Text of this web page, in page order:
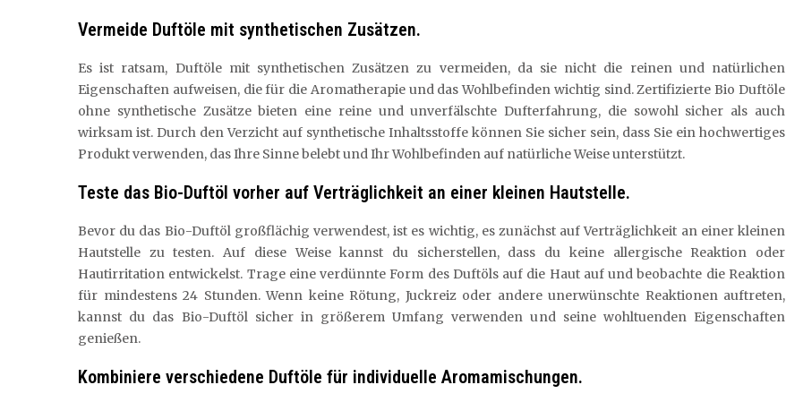
Vermeide Duftöle mit synthetischen Zusätzen.
Es ist ratsam, Duftöle mit synthetischen Zusätzen zu vermeiden, da sie nicht die reinen und natürlichen
Eigenschaften aufweisen, die für die Aromatherapie und das Wohlbefinden wichtig sind. Zertifizierte Bio Duftöle
ohne synthetische Zusätze bieten eine reine und unverfälschte Dufterfahrung, die sowohl sicher als auch
wirksam ist. Durch den Verzicht auf synthetische Inhaltsstoffe können Sie sicher sein, dass Sie ein hochwertiges
Produkt verwenden, das Ihre Sinne belebt und Ihr Wohlbefinden auf natürliche Weise unterstützt.
Teste das Bio-Duftöl vorher auf Verträglichkeit an einer kleinen Hautstelle.
Bevor du das Bio-Duftöl großflächig verwendest, ist es wichtig, es zunächst auf Verträglichkeit an einer kleinen
Hautstelle zu testen. Auf diese Weise kannst du sicherstellen, dass du keine allergische Reaktion oder
Hautirritation entwickelst. Trage eine verdünnte Form des Duftöls auf die Haut auf und beobachte die Reaktion
für mindestens 24 Stunden. Wenn keine Rötung, Juckreiz oder andere unerwünschte Reaktionen auftreten,
kannst du das Bio-Duftöl sicher in größerem Umfang verwenden und seine wohltuenden Eigenschaften
genießen.
Kombiniere verschiedene Duftöle für individuelle Aromamischungen.